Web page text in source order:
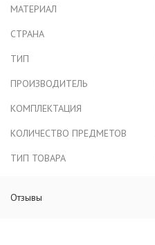
МАТЕРИАЛ
СТРАНА
ТИП
ПРОИЗВОДИТЕЛЬ
КОМПЛЕКТАЦИЯ
КОЛИЧЕСТВО ПРЕДМЕТОВ
ТИП ТОВАРА
Отзывы